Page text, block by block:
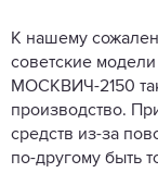
К нашему
советские
МОСКВИЧ-2150
производство.
средств из-за
по-другому быть